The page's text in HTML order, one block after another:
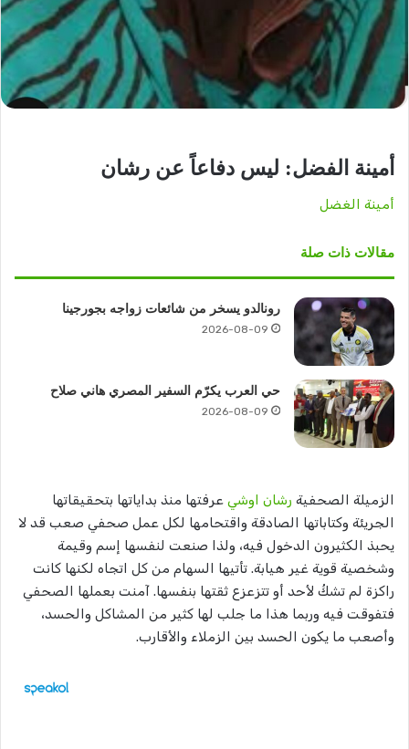
أمينة الفضل: ليس دفاعاً عن رشان
أمينة الغضل
مقالات ذات صلة
رونالدو يسخر من شائعات زواجه بجورجينا
2026-08-09
حي العرب يكرّم السفير المصري هاني صلاح
2026-08-09
الزميلة الصحفية رشان اوشي عرفتها منذ بداياتها بتحقيقاتها
الجريئة وكتاباتها الصادقة واقتحامها لكل عمل صحفي صعب قد لا
يحبذ الكثيرون الدخول فيه، ولذا صنعت لنفسها إسم وقيمة
وشخصية قوية غير هيابة. تأتيها السهام من كل اتجاه لكنها كانت
راكزة لم تشكُ لأحد أو تتزعزع ثقتها بنفسها. آمنت بعملها الصحفي
فتفوقت فيه وربما هذا ما جلب لها كثير من المشاكل والحسد،
وأصعب ما يكون الحسد بين الزملاء والأقارب.